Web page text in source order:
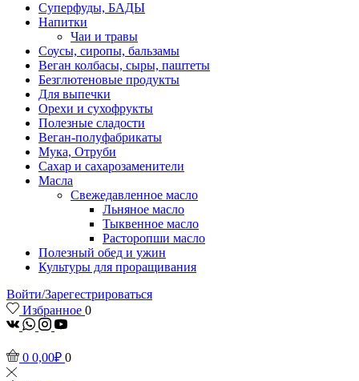
Суперфуды, БАДЫ
Напитки
Чаи и травы
Соусы, сиропы, бальзамы
Веган колбасы, сыры, паштеты
Безглютеновые продукты
Для выпечки
Орехи и сухофрукты
Полезные сладости
Веган-полуфабрикаты
Мука, Отруби
Сахар и сахарозаменители
Масла
Свежедавленное масло
Льняное масло
Тыквенное масло
Расторопши масло
Полезный обед и ужин
Культуры для проращивания
Войти/Зарегестрироваться
Избранное 0
vk Whatsapp
Instagram
Youtube
0 0,00₽ 0